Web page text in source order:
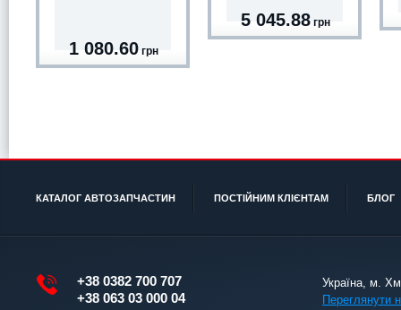
1 080.60 грн
5 045.88 грн
КАТАЛОГ АВТОЗАПЧАСТИН ПОСТІЙНИМ КЛІЄНТАМ БЛОГ
+38 0382 700 707
+38 063 03 000 04
Україна, м.
Переглянути